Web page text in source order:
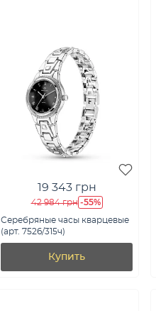
19 343 грн
42 984 грн -55%
Серебряные часы кварцевые
(арт. 7526/315ч)
Купить